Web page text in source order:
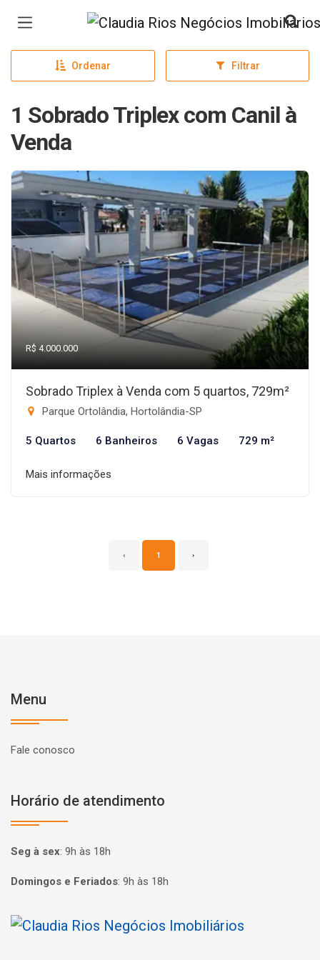
Página inicial
Ordenar Filtrar
1 Sobrado Triplex com Canil à
Venda
R$ 4.000.000
Sobrado Triplex à Venda com 5 quartos, 729m²
Parque Ortolândia, Hortolândia-SP
5 Quartos 6 Banheiros 6 Vagas 729 m²
Mais informações
‹ 1 ›
Menu
Fale conosco
Horário de atendimento
Seg à sex: 9h às 18h
Domingos e Feriados: 9h às 18h
Página inicial